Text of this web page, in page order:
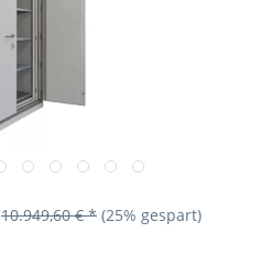
10.949,60 € * (25% gespart)